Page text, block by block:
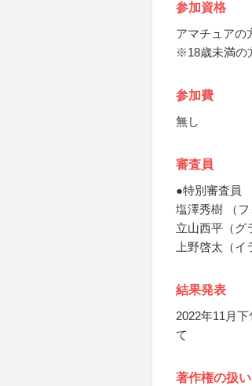
参加資格
アマチュアの
※18歳未満の
参加費
無し
審査員
●特別審査員
塩澤秀樹 （フ
立山西平（グ
上野啓太（イ
結果発表
2022年11月
て
著作権の扱い